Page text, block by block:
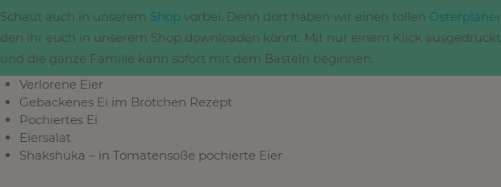
Schaut auch in unserem Shopvorbei. Denn dort haben wir einen tollen Osterplaner
den ihr euch in unserem Shop downloaden könnt. Mit nur einem Klick ausgedruckt
und die ganze Familie kann sofort mit dem Basteln beginnen.
Verlorene Eier
Gebackenes Ei im Brötchen Rezept
Pochiertes Ei
Eiersalat
Shakshuka – in Tomatensoße pochierte Eier